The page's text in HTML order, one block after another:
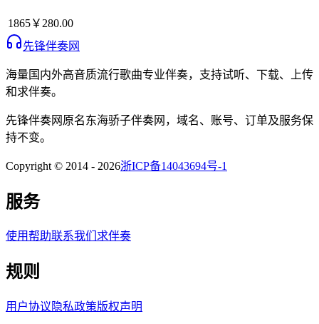
1865￥280.00
先锋伴奏网
海量国内外高音质流行歌曲专业伴奏，支持试听、下载、上传
和求伴奏。
先锋伴奏网 原名东海骄子伴奏网 ，域名、账号、订单及服务保
持不变。
Copyright © 2014 - 2026浙ICP备14043694号-1
服务
使用帮助联系我们 求伴奏
规则
用户协议 隐私政策版权声明